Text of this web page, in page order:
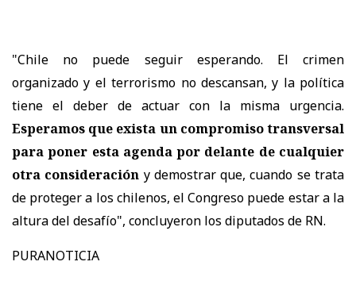
"Chile no puede seguir esperando. El crimen
organizado y el terrorismo no descansan, y la política
tiene el deber de actuar con la misma urgencia.
Esperamos que exista un compromiso transversal
para poner esta agenda por delante de cualquier
otra consideración y demostrar que, cuando se trata
de proteger a los chilenos, el Congreso puede estar a la
altura del desafío", concluyeron los diputados de RN.
PURANOTICIA